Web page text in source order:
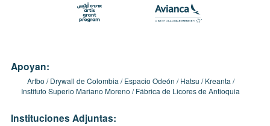
Apoyan:
Artbo Drywall de Colombia Espacio Odeón Hatsu
Kreanta
Instituto Superio Mariano Moreno
Fábrica de Licores de Antioquia
Instituciones Adjuntas: